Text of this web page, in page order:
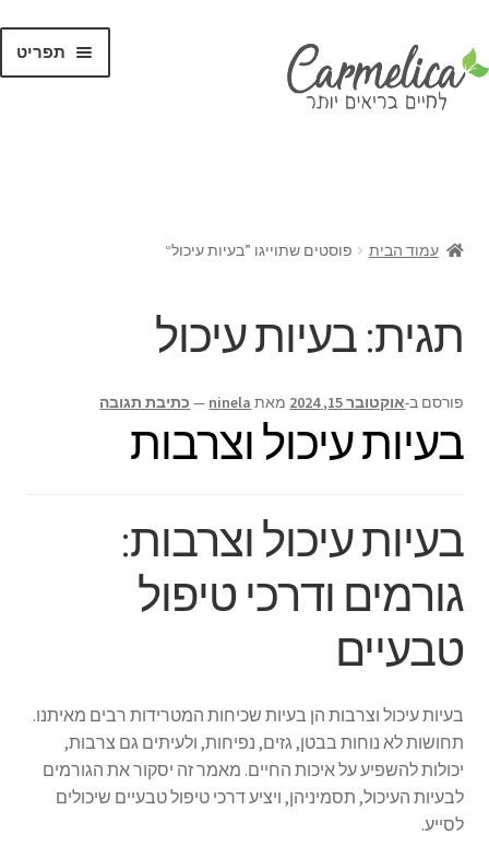
תפריט
עמוד הבית פוסטים שתוייגו ”בעיות עיכול“
תגית:בעיות עיכול
פורסם ב-אוקטובר 15, 2024 מאת ninela
— כתיבת תגובה
בעיות עיכול וצרבות
בעיות עיכול וצרבות:
גורמים ודרכי טיפול
טבעיים
בעיות עיכול וצרבות הן בעיות שכיחות המטרידות רבים מאיתנו.
תחושות לא נוחות בבטן, גזים, נפיחות, ולעיתים גם צרבות,
יכולות להשפיע על איכות החיים. מאמר זה יסקור את הגורמים
לבעיות העיכול, תסמיניהן, ויציע דרכי טיפול טבעיים שיכולים
לסייע.